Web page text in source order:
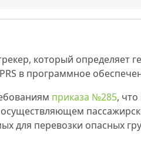
который определяет
в программное
приказа №285,
для перевозки опасных